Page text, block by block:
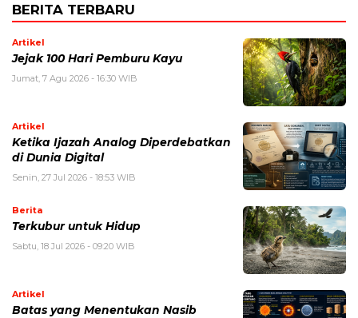
BERITA TERBARU
Artikel
Jejak 100 Hari Pemburu Kayu
Jumat, 7 Agu 2026 - 16:30 WIB
Artikel
Ketika Ijazah Analog Diperdebatkan
di Dunia Digital
Senin, 27 Jul 2026 - 18:53 WIB
Berita
Terkubur untuk Hidup
Sabtu, 18 Jul 2026 - 09:20 WIB
Artikel
Batas yang Menentukan Nasib